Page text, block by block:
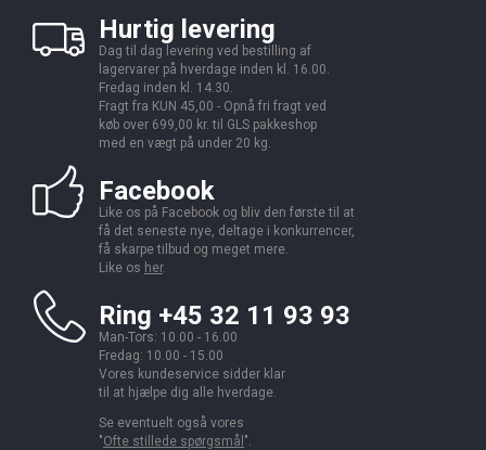
Hurtig levering
Dag til dag levering ved bestilling af
lagervarer på hverdage inden kl. 16.00.
Fredag inden kl. 14.30.
Fragt fra KUN 45,00 - Opnå fri fragt ved
køb over 699,00 kr. til GLS pakkeshop
med en vægt på under 20 kg.
Facebook
Like os på Facebook og bliv den første til at
få det seneste nye, deltage i konkurrencer,
få skarpe tilbud og meget mere.
Like os her.
Ring +45 32 11 93 93
Man-Tors: 10.00 - 16.00
Fredag: 10.00 - 15.00
Vores kundeservice sidder klar
til at hjælpe dig alle hverdage.
Se eventuelt også vores
"Ofte stillede spørgsmål ".